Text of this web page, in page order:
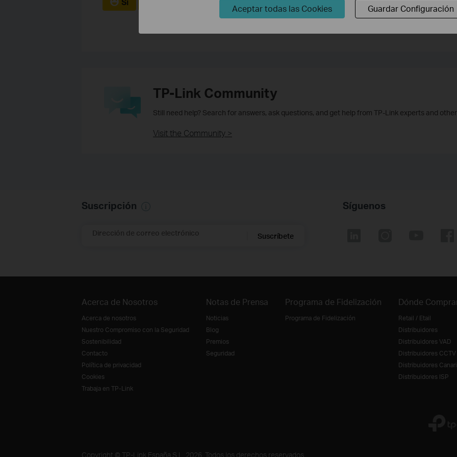
TP-Link Community
Still need help? Search for answers, ask questions, and get help from TP-Link experts and
Visit the Community >
Suscripción
Dirección de correo electrónico Suscríbete
Síguenos
Acerca de Nosotros
Acerca de nosotros
Nuestro Compromiso con la Seguridad
Sostenibilidad
Contacto
Política de privacidad
Cookies
Trabaja en TP-Link
Notas de Prensa
Noticias
Blog
Premios
Seguridad
Programa de Fidelización
Programa de Fidelización
Dónde
Retail / Etail
Distribuidores
Distribuidores VAD
Distribuidores CCTV
Distribuidores
Distribuidores ISP
Copyright © TP-Link España S.L. 2026. Todos los derechos reservados
Aceptar todas las Cookies Guardar Configuración